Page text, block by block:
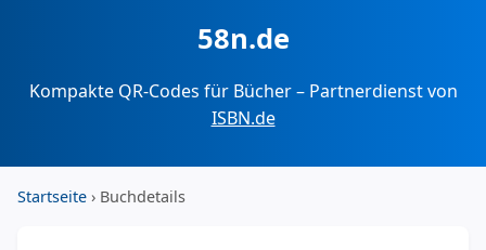
58n.de
Kompakte QR-Codes für Bücher – Partnerdienst von
ISBN.de
Startseite › Buchdetails